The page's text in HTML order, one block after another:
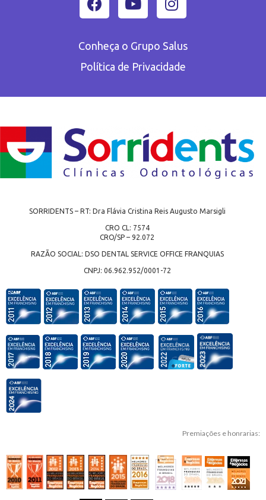
Conheça o Grupo Salus
Política de Privacidade
SORRIDENTS – RT: Dra Flávia Cristina Reis Augusto Marsigli
CRO CL: 7574
CRO/SP – 92.072
RAZÃO SOCIAL: DSO DENTAL SERVICE OFFICE FRANQUIAS
CNPJ: 06.962.952/0001-72
Premiações e honrarias: